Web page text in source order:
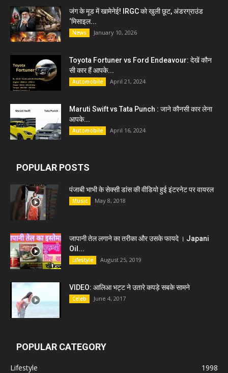
जंग के मूड में खामेनेई! IRGC को खुली छूट, अंडरग्राउंड
‘मिसाइल...
News January 10, 2026
Toyota Fortuner vs Ford Endeavour: देखें कौन
सी कार हैं आपके...
Automobile April 21, 2024
Maruti Swift vs Tata Punch : जाने कौनसी कार लेना
आपके...
Automobile April 16, 2024
POPULAR POSTS
पंजाबी भाभी के सेक्सी डांस की वीडियो हुई इंटरनेट पर वायरल
Music May 8, 2018
जापानी तेल लगाने का तरीका और उसके फायदे । Japani
Oil...
Lifestyle August 25, 2019
VIDEO: आलिआ भट्ट ने उतारे कपड़े सबके सामने
Celeb June 4, 2017
POPULAR CATEGORY
Lifestyle
1998